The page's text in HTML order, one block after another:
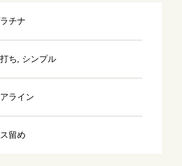
チナ
ち, シンプル
ライン
留め